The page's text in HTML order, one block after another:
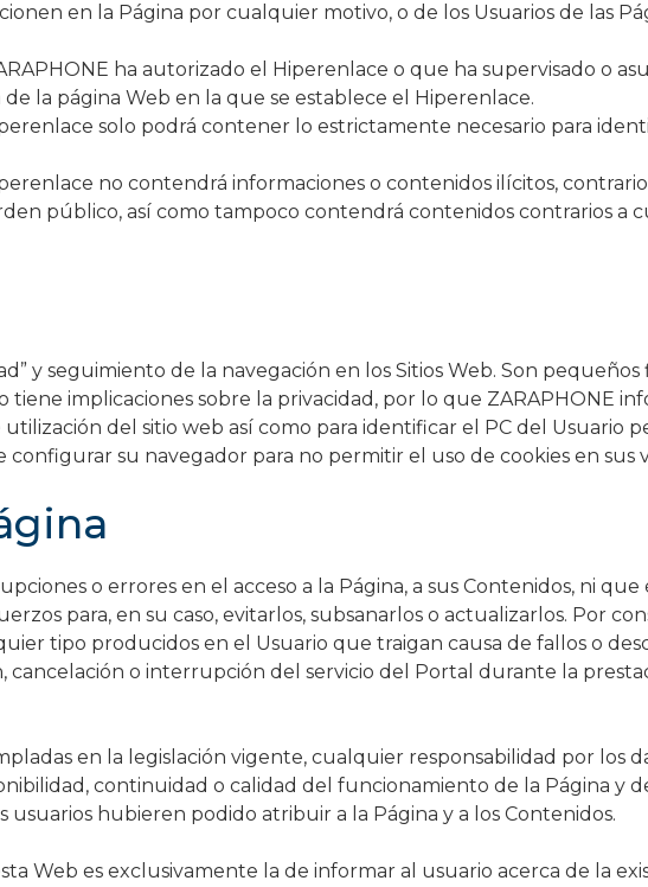
en la Página por cualquier motivo, o de los Usuarios de las
ha autorizado el Hiperenlace o que ha supervisado o
la página Web en la que se establece el Hiperenlace.
solo podrá contener lo estrictamente necesario para
no contendrá informaciones o contenidos ilícitos,
público, así como tampoco contendrá contenidos contrarios a
y seguimiento de la navegación en los Sitios Web. Son
implicaciones sobre la privacidad, por lo que ZARAPHONE
del sitio web así como para identificar el PC del Usuario
configurar su navegador para no permitir el uso de cookies en sus
o errores en el acceso a la Página, a sus Contenidos, ni
para, en su caso, evitarlos, subsanarlos o actualizarlos. Por
tipo producidos en el Usuario que traigan causa de fallos o
o interrupción del servicio del Portal durante la
en la legislación vigente, cualquier responsabilidad por los
continuidad o calidad del funcionamiento de la Página y
hubieren podido atribuir a la Página y a los Contenidos.
Web es exclusivamente la de informar al usuario acerca de la